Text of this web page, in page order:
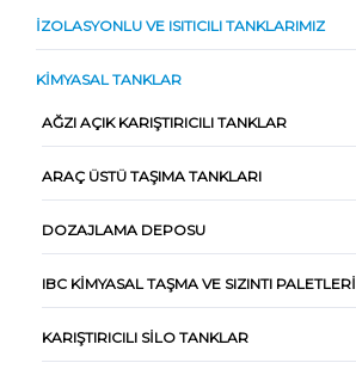
İZOLASYONLU VE ISITICILI TANKLARIMIZ
KIMYASAL TANKLAR
AĞZI AÇIK KARIŞTIRICILI TANKLAR
ARAÇ ÜSTÜ TAŞIMA TANKLARI
DOZAJLAMA DEPOSU
IBC KIMYASAL TAŞMA VE SIZINTI PALETLERI
KARIŞTIRICILI SILO TANKLAR